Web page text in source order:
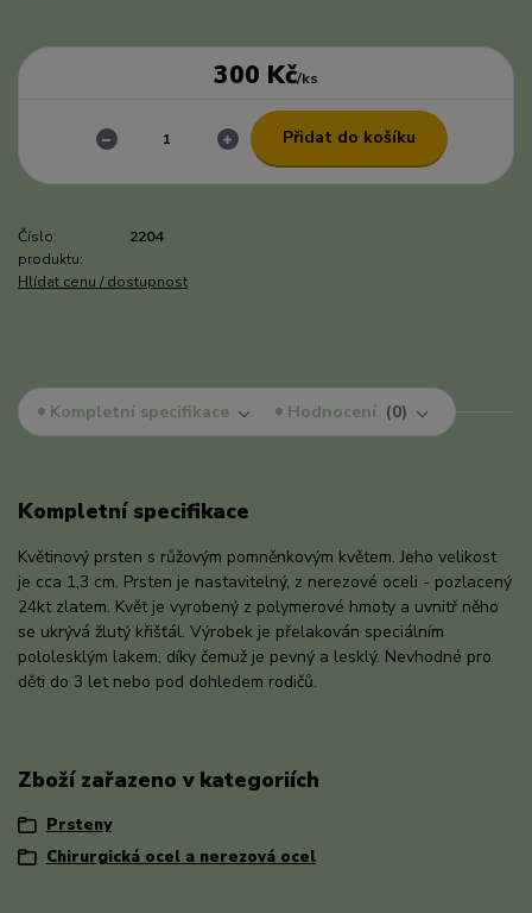
300 Kč/ks
Přidat do košíku
Číslo
produktu:
2204
Hlídat cenu / dostupnost
Kompletní specifikace Hodnocení 0
Kompletní specifikace
Květinový prsten s růžovým pomněnkovým květem. Jeho velikost
je cca 1,3 cm. Prsten je nastavitelný, z nerezové oceli - pozlacený
24kt zlatem. Květ je vyrobený z polymerové hmoty a uvnitř něho
se ukrývá žlutý křišťál. Výrobek je přelakován speciálním
pololesklým lakem, díky čemuž je pevný a lesklý. Nevhodné pro
děti do 3 let nebo pod dohledem rodičů.
Zboží zařazeno v kategoriích
Prsteny
Chirurgická ocel a nerezová ocel